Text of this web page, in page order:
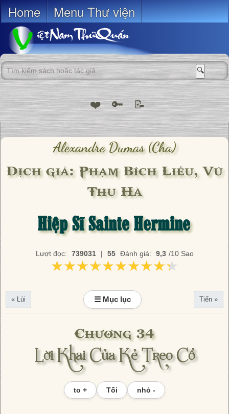
Home Menu Thư viện
🔍
❤️ 🔑 📝
Alexandre Dumas (cha)
Dịch giả: Phạm Bích Liễu, Vũ
Thu Hà
Hiệp Sĩ Sainte Hermine
Lượt đọc: 739031 | 55 Đánh giá: 9,3 /10 Sao
★★★★★★★★★★
★★★★★★★★★★
« Lùi ☰ Mục lục Tiến »
Chương 34
Lời Khai Của Kẻ Treo Cổ
to + Tối nhỏ -